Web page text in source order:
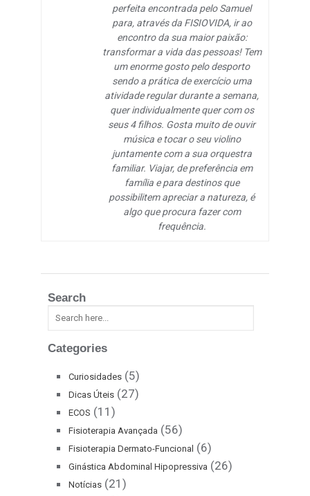
perfeita encontrada pelo Samuel
para, através da FISIOVIDA, ir ao
encontro da sua maior paixão:
transformar a vida das pessoas! Tem
um enorme gosto pelo desporto
sendo a prática de exercício uma
atividade regular durante a semana,
quer individualmente quer com os
seus 4 filhos. Gosta muito de ouvir
música e tocar o seu violino
juntamente com a sua orquestra
familiar. Viajar, de preferência em
família e para destinos que
possibilitem apreciar a natureza, é
algo que procura fazer com
frequência.
Search
Categories
Curiosidades (5)
Dicas Úteis (27)
ECOS (11)
Fisioterapia Avançada (56)
Fisioterapia Dermato-Funcional (6)
Ginástica Abdominal Hipopressiva (26)
Notícias (21)